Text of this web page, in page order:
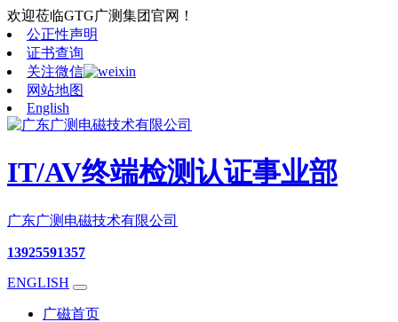
欢迎莅临GTG广测集团官网！
公正性声明
证书查询
关注微信
网站地图
English
IT/AV终端检测认证事业部
广东广测电磁技术有限公司
13925591357
ENGLISH
广磁首页